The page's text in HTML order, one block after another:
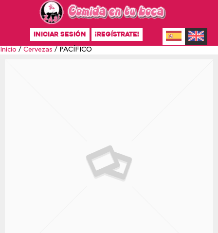
INICIAR SESIÓN ¡REGÍSTRATE!
Inicio / Cervezas / PACÍFICO